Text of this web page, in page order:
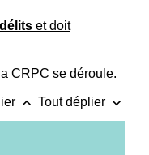
délits et doit
CRPC se déroule.
keyboard_arrow_up Tout déplier keyboard_arrow_down